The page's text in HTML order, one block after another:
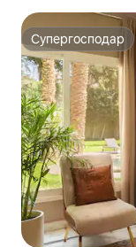
Супергосподар
Супергосподар